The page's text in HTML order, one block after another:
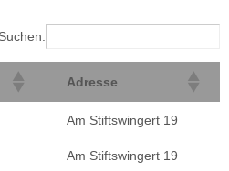
Suchen:
Adresse
Am Stiftswingert 19
Am Stiftswingert 19